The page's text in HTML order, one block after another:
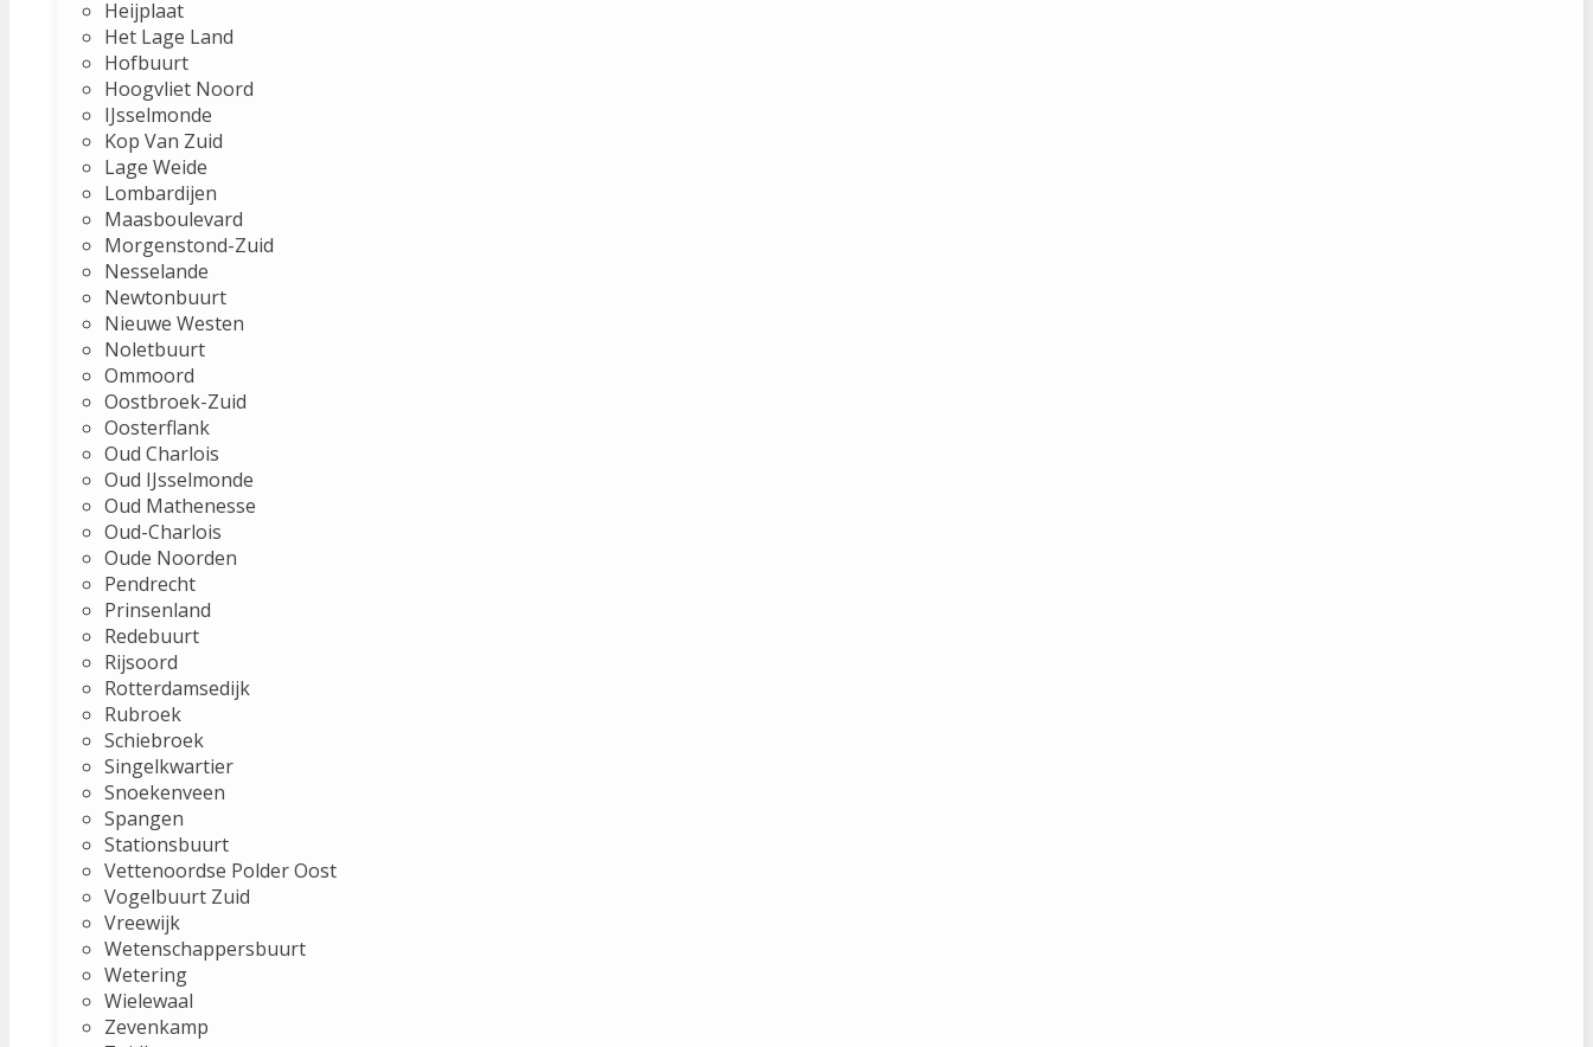
Heijplaat
Het Lage Land
Hofbuurt
Hoogvliet Noord
IJsselmonde
Kop Van Zuid
Lage Weide
Lombardijen
Maasboulevard
Morgenstond-Zuid
Nesselande
Newtonbuurt
Nieuwe Westen
Noletbuurt
Ommoord
Oostbroek-Zuid
Oosterflank
Oud Charlois
Oud IJsselmonde
Oud Mathenesse
Oud-Charlois
Oude Noorden
Pendrecht
Prinsenland
Redebuurt
Rijsoord
Rotterdamsedijk
Rubroek
Schiebroek
Singelkwartier
Snoekenveen
Spangen
Stationsbuurt
Vettenoordse Polder Oost
Vogelbuurt Zuid
Vreewijk
Wetenschappersbuurt
Wetering
Wielewaal
Zevenkamp